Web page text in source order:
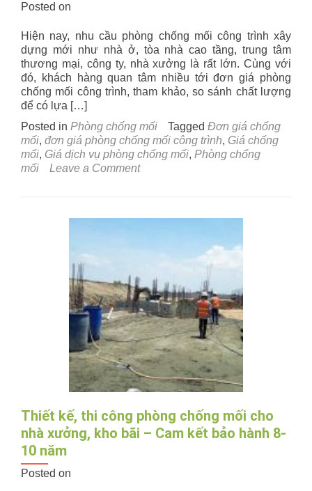
Posted on
Hiện nay, nhu cầu phòng chống mối công trình xây
dựng mới như nhà ở, tòa nhà cao tầng, trung tâm
thương mại, công ty, nhà xưởng là rất lớn. Cùng với
đó, khách hàng quan tâm nhiều tới đơn giá phòng
chống mối công trình, tham khảo, so sánh chất lượng
để có lựa […]
Posted in Phòng chống mối Tagged Đơn giá chống
mối, đơn giá phòng chống mối công trình, Giá chống
mối, Giá dịch vụ phòng chống mối, Phòng chống
mối
Leave a Commenton
xây
dựng,
thi
công
chống
mối
giá
rẻ
Thiết kế, thi công phòng chống mối cho
nhà xưởng, kho bãi – Cam kết bảo hành 8-
10 năm
Posted on